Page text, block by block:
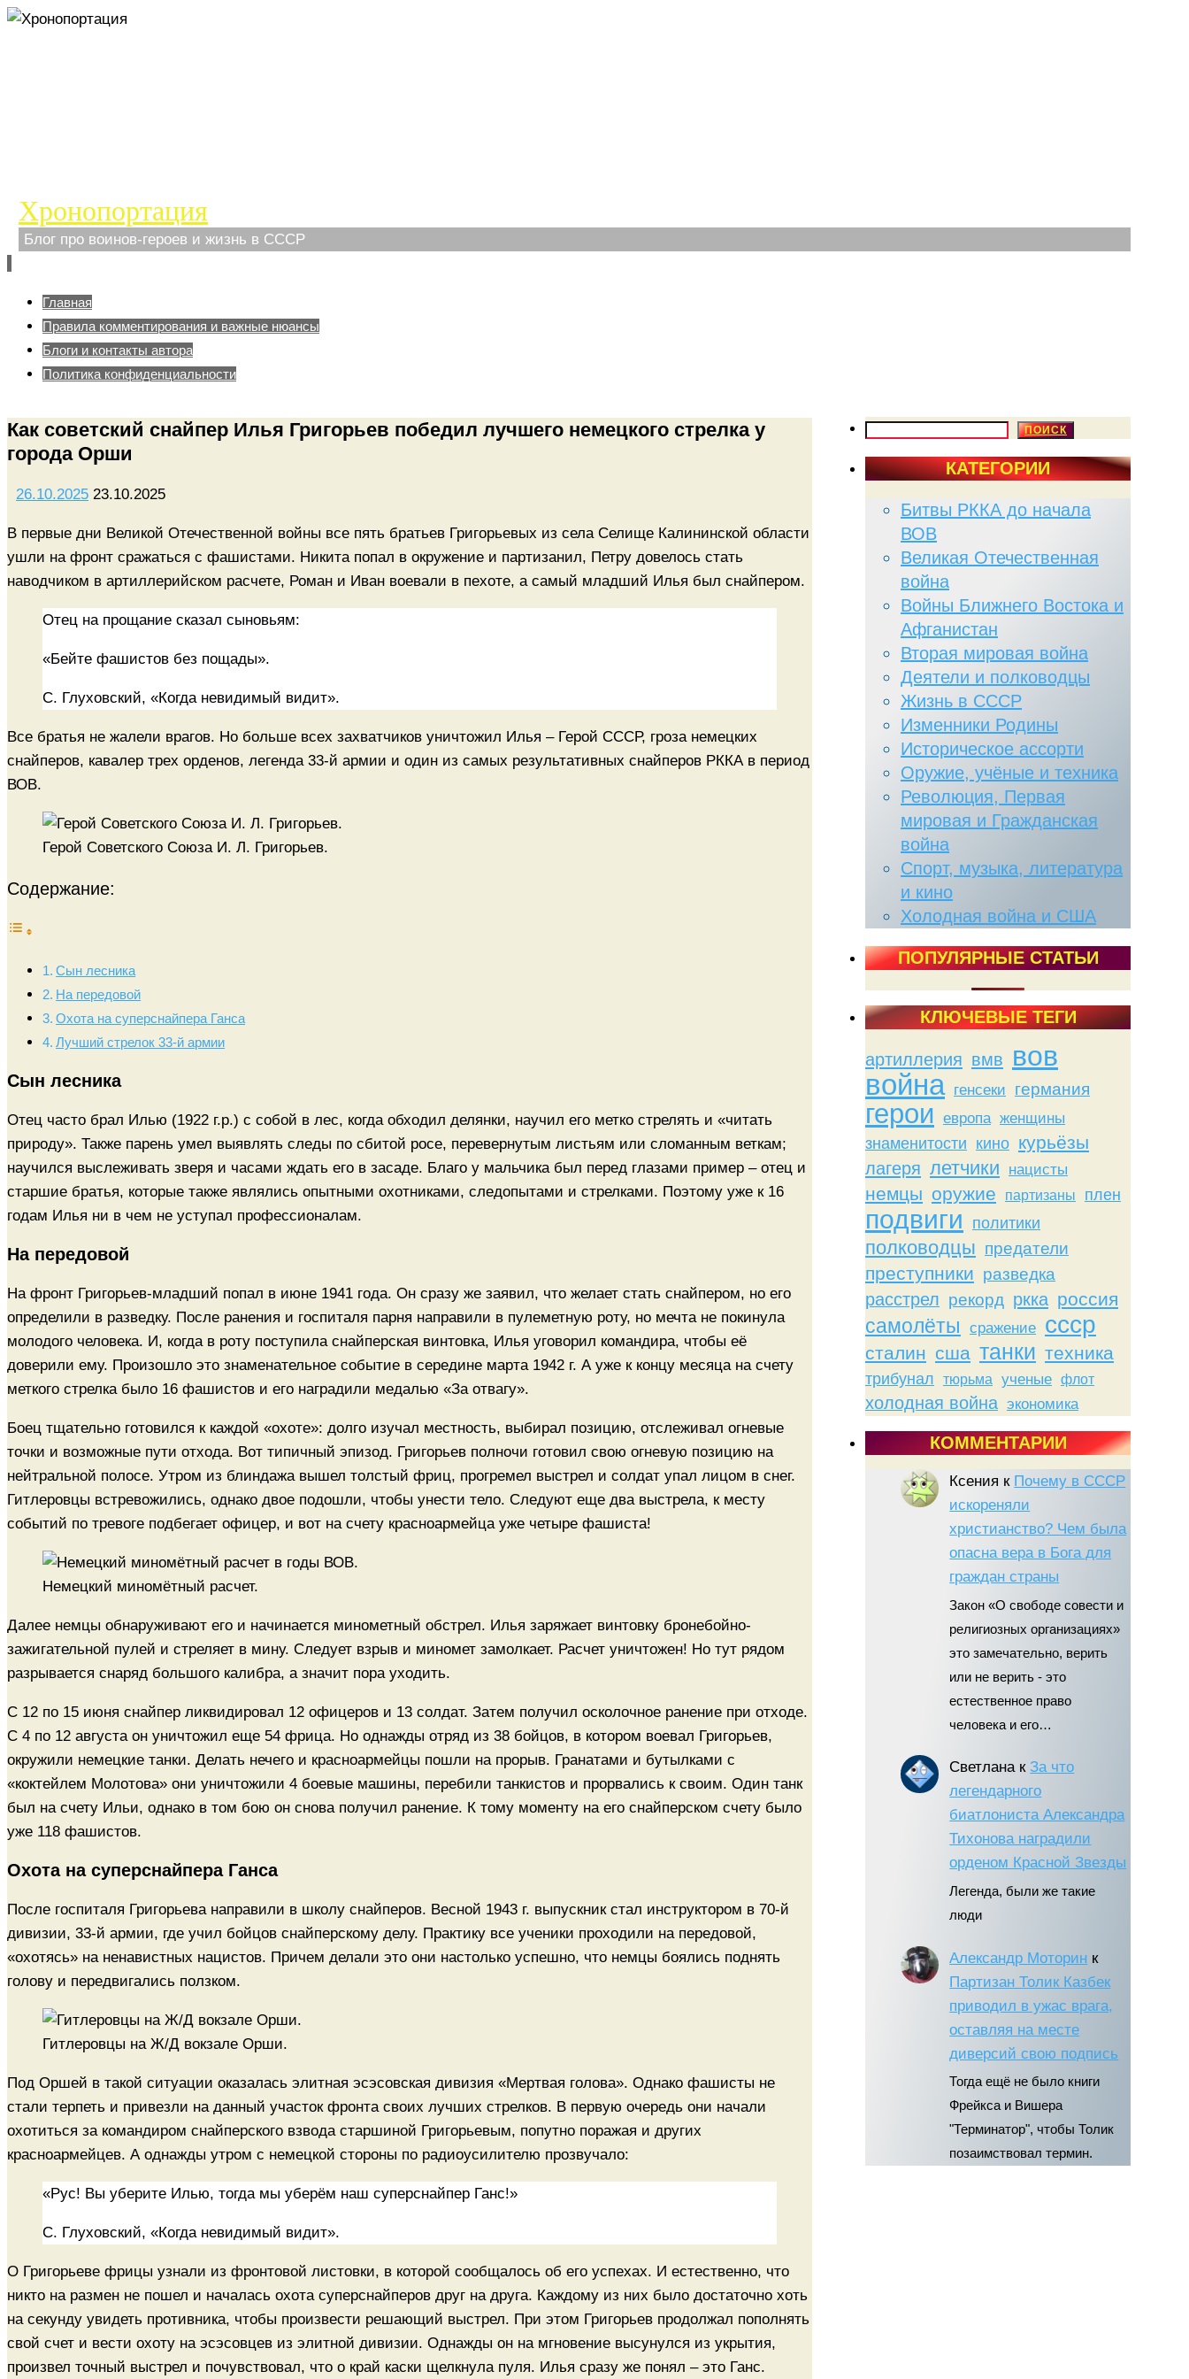
Хронопортация
Блог про воинов-героев и жизнь в СССР
Перейти
содержимому
Главная
Правила комментирования и важные нюансы
Блоги и контакты автора
Политика конфиденциальности
Как советский снайпер Илья Григорьев победил лучшего немецкого стрелка у
города Орши
26.10.2025 23.10.2025
В первые дни Великой Отечественной войны все пять братьев Григорьевых из села Селище Калининской области
ушли на фронт сражаться с фашистами. Никита попал в окружение и партизанил, Петру довелось стать
наводчиком в артиллерийском расчете, Роман и Иван воевали в пехоте, а самый младший Илья был снайпером.
Отец на прощание сказал сыновьям:
«Бейте фашистов без пощады».
С. Глуховский, «Когда невидимый видит».
Все братья не жалели врагов. Но больше всех захватчиков уничтожил Илья – Герой СССР, гроза немецких
снайперов, кавалер трех орденов, легенда 33-й армии и один из самых результативных снайперов РККА в период
ВОВ.
Герой Советского Союза И. Л. Григорьев.
Содержание:
Сын лесника
На передовой
Охота на суперснайпера Ганса
Лучший стрелок 33-й армии
Сын лесника
Отец часто брал Илью (1922 г.р.) с собой в лес, когда обходил делянки, научил его метко стрелять и «читать
природу». Также парень умел выявлять следы по сбитой росе, перевернутым листьям или сломанным веткам;
научился выслеживать зверя и часами ждать его в засаде. Благо у мальчика был перед глазами пример – отец и
старшие братья, которые также являлись опытными охотниками, следопытами и стрелками. Поэтому уже к 16
годам Илья ни в чем не уступал профессионалам.
На передовой
На фронт Григорьев-младший попал в июне 1941 года. Он сразу же заявил, что желает стать снайпером, но его
определили в разведку. После ранения и госпиталя парня направили в пулеметную роту, но мечта не покинула
молодого человека. И, когда в роту поступила снайперская винтовка, Илья уговорил командира, чтобы её
доверили ему. Произошло это знаменательное событие в середине марта 1942 г. А уже к концу месяца на счету
меткого стрелка было 16 фашистов и его наградили медалью «За отвагу».
Боец тщательно готовился к каждой «охоте»: долго изучал местность, выбирал позицию, отслеживал огневые
точки и возможные пути отхода. Вот типичный эпизод. Григорьев полночи готовил свою огневую позицию на
нейтральной полосе. Утром из блиндажа вышел толстый фриц, прогремел выстрел и солдат упал лицом в снег.
Гитлеровцы встревожились, однако двое подошли, чтобы унести тело. Следуют еще два выстрела, к месту
событий по тревоге подбегает офицер, и вот на счету красноармейца уже четыре фашиста!
Немецкий миномётный расчет.
Далее немцы обнаруживают его и начинается минометный обстрел. Илья заряжает винтовку бронебойно-
зажигательной пулей и стреляет в мину. Следует взрыв и миномет замолкает. Расчет уничтожен! Но тут рядом
разрывается снаряд большого калибра, а значит пора уходить.
С 12 по 15 июня снайпер ликвидировал 12 офицеров и 13 солдат. Затем получил осколочное ранение при отходе.
С 4 по 12 августа он уничтожил еще 54 фрица. Но однажды отряд из 38 бойцов, в котором воевал Григорьев,
окружили немецкие танки. Делать нечего и красноармейцы пошли на прорыв. Гранатами и бутылками с
«коктейлем Молотова» они уничтожили 4 боевые машины, перебили танкистов и прорвались к своим. Один танк
был на счету Ильи, однако в том бою он снова получил ранение. К тому моменту на его снайперском счету было
уже 118 фашистов.
Охота на суперснайпера Ганса
После госпиталя Григорьева направили в школу снайперов. Весной 1943 г. выпускник стал инструктором в 70-й
дивизии, 33-й армии, где учил бойцов снайперскому делу. Практику все ученики проходили на передовой,
«охотясь» на ненавистных нацистов. Причем делали это они настолько успешно, что немцы боялись поднять
голову и передвигались ползком.
Гитлеровцы на Ж/Д вокзале Орши.
Под Оршей в такой ситуации оказалась элитная эсэсовская дивизия «Мертвая голова». Однако фашисты не
стали терпеть и привезли на данный участок фронта своих лучших стрелков. В первую очередь они начали
охотиться за командиром снайперского взвода старшиной Григорьевым, попутно поражая и других
красноармейцев. А однажды утром с немецкой стороны по радиоусилителю прозвучало:
«Рус! Вы уберите Илью, тогда мы уберём наш суперснайпер Ганс!»
С. Глуховский, «Когда невидимый видит».
О Григорьеве фрицы узнали из фронтовой листовки, в которой сообщалось об его успехах. И естественно, что
никто на размен не пошел и началась охота суперснайперов друг на друга. Каждому из них было достаточно хоть
на секунду увидеть противника, чтобы произвести решающий выстрел. При этом Григорьев продолжал пополнять
свой счет и вести охоту на эсэсовцев из элитной дивизии. Однажды он на мгновение высунулся из укрытия,
произвел точный выстрел и почувствовал, что о край каски щелкнула пуля. Илья сразу же понял – это Ганс.
ПОИСК
КАТЕГОРИИ
Битвы РККА до начала
ВОВ
Великая Отечественная
война
Войны Ближнего Востока и
Афганистан
Вторая мировая война
Деятели и полководцы
Жизнь в СССР
Изменники Родины
Историческое ассорти
Оружие, учёные и техника
Революция, Первая
мировая и Гражданская
война
Спорт, музыка, литература
и кино
Холодная война и США
ПОПУЛЯРНЫЕ СТАТЬИ
КЛЮЧЕВЫЕ ТЕГИ
артиллерия вмв вов
война генсеки германия
герои европа женщины
знаменитости кино курьёзы
лагеря летчики нацисты
немцы оружие партизаны плен
подвиги политики
полководцы предатели
преступники разведка
расстрел рекорд ркка россия
самолёты сражение ссср
сталин сша танки техника
трибунал тюрьма ученые флот
холодная война экономика
КОММЕНТАРИИ
Ксения к Почему в СССР
искореняли
христианство? Чем была
опасна вера в Бога для
граждан страны
Закон «О свободе совести и
религиозных организациях»
это замечательно, верить
или не верить - это
естественное право
человека и его…
СветланакЗа что
легендарного
биатлониста Александра
Тихонова наградили
орденом Красной Звезды
Легенда, были же такие
люди
Александр Моторин к
Партизан Толик Казбек
приводил в ужас врага,
оставляя на месте
диверсий свою подпись
Тогда ещё не было книги
Фрейкса и Вишера
"Терминатор", чтобы Толик
позаимствовал термин.